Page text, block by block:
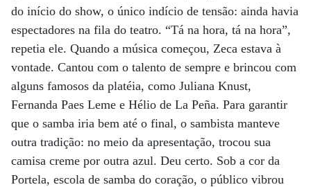
do início do show, o único indício de tensão: ainda havia
espectadores na fila do teatro. “Tá na hora, tá na hora”,
repetia ele. Quando a música começou, Zeca estava à
vontade. Cantou com o talento de sempre e brincou com
alguns famosos da platéia, como Juliana Knust,
Fernanda Paes Leme e Hélio de La Peña. Para garantir
que o samba iria bem até o final, o sambista manteve
outra tradição: no meio da apresentação, trocou sua
camisa creme por outra azul. Deu certo. Sob a cor da
Portela, escola de samba do coração, o público vibrou